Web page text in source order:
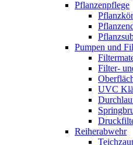
Pflanzenpflege
Pumpen und
Filter-
UVC
Reiherabwehr